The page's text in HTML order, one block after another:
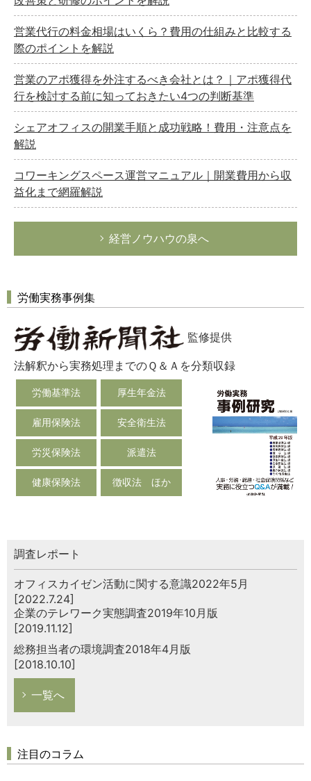
営業代行の料金相場はいくら？費用の仕組みと比較する
際のポイントを解説
営業のアポ獲得を外注するべき会社とは？｜アポ獲得代
行を検討する前に知っておきたい4つの判断基準
シェアオフィスの開業手順と成功戦略！費用・注意点を
解説
コワーキングスペース運営マニュアル｜開業費用から収
益化まで網羅解説
経営ノウハウの泉へ
労働実務事例集
監修提供
法解釈から実務処理までのＱ＆Ａを分類収録
労働基準法 厚生年金法
雇用保険法 安全衛生法
労災保険法 派遣法
健康保険法 徴収法 ほか
調査レポート
オフィスカイゼン活動に関する意識2022年5月
[2022.7.24]
企業のテレワーク実態調査2019年10月版
[2019.11.12]
総務担当者の環境調査2018年4月版
[2018.10.10]
一覧へ
注目のコラム